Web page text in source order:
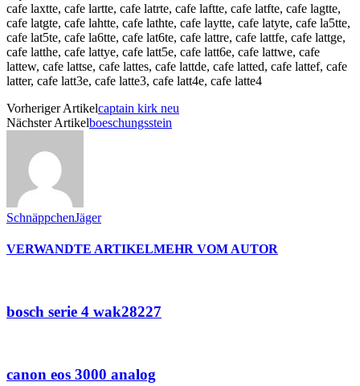
cafe laxtte, cafe lartte, cafe latrte, cafe laftte, cafe latfte, cafe lagtte,
cafe latgte, cafe lahtte, cafe lathte, cafe laytte, cafe latyte, cafe la5tte,
cafe lat5te, cafe la6tte, cafe lat6te, cafe lattre, cafe lattfe, cafe lattge,
cafe latthe, cafe lattye, cafe latt5e, cafe latt6e, cafe lattwe, cafe
lattew, cafe lattse, cafe lattes, cafe lattde, cafe latted, cafe lattef, cafe
latter, cafe latt3e, cafe latte3, cafe latt4e, cafe latte4
Vorheriger Artikelcaptain kirk neu
Nächster Artikelboeschungsstein
SchnäppchenJäger
VERWANDTE ARTIKELMEHR VOM AUTOR
bosch serie 4 wak28227
canon eos 3000 analog